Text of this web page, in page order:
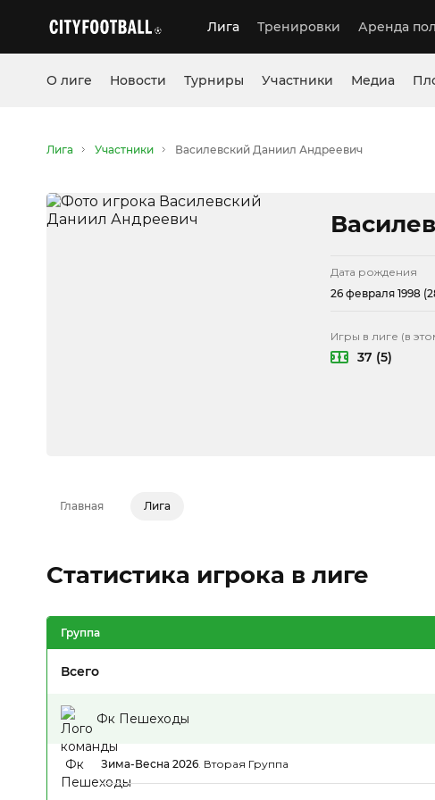
Лига Тренировки Аренда
О лиге Новости Турниры Участники Медиа
Лига Участники Василевский Даниил Андреевич
Дата рождения
26 февраля 1998
Игры в лиге (в
37 (5)
Главная Лига
Статистика игрока в лиге
Группа
Всего
Фк Пешеходы
Зима-Весна 2026. Вторая Группа